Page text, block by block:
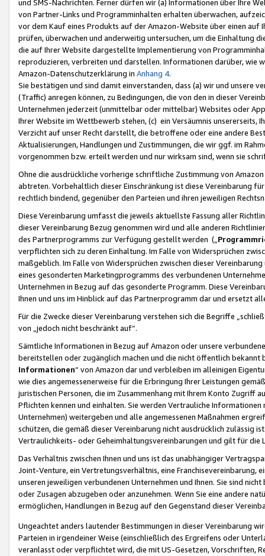
und SMS-Nachrichten. Ferner dürfen wir (a) Informationen über Ihre
von Partner-Links und Programminhalten erhalten überwachen,
vor dem Kauf eines Produkts auf der Amazon-Website über einen
prüfen, überwachen und anderweitig untersuchen, um die Einhaltung
die auf Ihrer Website dargestellte Implementierung von
reproduzieren, verbreiten und darstellen. Informationen darüber, wie
Amazon-Datenschutzerklärung in Anhang 4.
Sie bestätigen und sind damit einverstanden, dass (a) wir und
(Traffic) anregen können, zu Bedingungen, die von den in dieser
Unternehmen jederzeit (unmittelbar oder mittelbar) Websites oder
Ihrer Website im Wettbewerb stehen, (c) ein Versäumnis unsererseits,
Verzicht auf unser Recht darstellt, die betroffene oder eine andere
Aktualisierungen, Handlungen und Zustimmungen, die wir ggf. im
vorgenommen bzw. erteilt werden und nur wirksam sind, wenn sie
Ohne die ausdrückliche vorherige schriftliche Zustimmung von
abtreten. Vorbehaltlich dieser Einschränkung ist diese Vereinbarung
rechtlich bindend, gegenüber den Parteien und ihren jeweiligen
Diese Vereinbarung umfasst die jeweils aktuellste Fassung aller
dieser Vereinbarung Bezug genommen wird und alle anderen
des Partnerprogramms zur Verfügung gestellt werden („
verpflichten sich zu deren Einhaltung. Im Falle von Widersprüchen
maßgeblich. Im Falle von Widersprüchen zwischen dieser
eines gesonderten Marketingprogramms des verbundenen
Unternehmen in Bezug auf das gesonderte Programm. Diese
Ihnen und uns im Hinblick auf das Partnerprogramm dar und ersetzt
Für die Zwecke dieser Vereinbarung verstehen sich die Begriffe
von „jedoch nicht beschränkt auf“.
Sämtliche Informationen in Bezug auf Amazon oder unsere
bereitstellen oder zugänglich machen und die nicht öffentlich
Informationen“ von Amazon dar und verbleiben im alleinigen
wie dies angemessenerweise für die Erbringung Ihrer Leistungen
juristischen Personen, die im Zusammenhang mit Ihrem Konto
Pflichten kennen und einhalten. Sie werden Vertrauliche
Unternehmen) weitergeben und alle angemessenen Maßnahmen
schützen, die gemäß dieser Vereinbarung nicht ausdrücklich zulässig
Vertraulichkeits- oder Geheimhaltungsvereinbarungen und gilt für die
Das Verhältnis zwischen Ihnen und uns ist das unabhängiger
Joint-Venture, ein Vertretungsverhältnis, eine Franchisevereinbarung,
unseren jeweiligen verbundenen Unternehmen und Ihnen. Sie sind
oder Zusagen abzugeben oder anzunehmen. Wenn Sie eine andere
ermöglichen, Handlungen in Bezug auf den Gegenstand dieser
Ungeachtet anders lautender Bestimmungen in dieser Vereinbarung
Parteien in irgendeiner Weise (einschließlich des Ergreifens oder
veranlasst oder verpflichtet wird, die mit US-Gesetzen, Vorschriften,